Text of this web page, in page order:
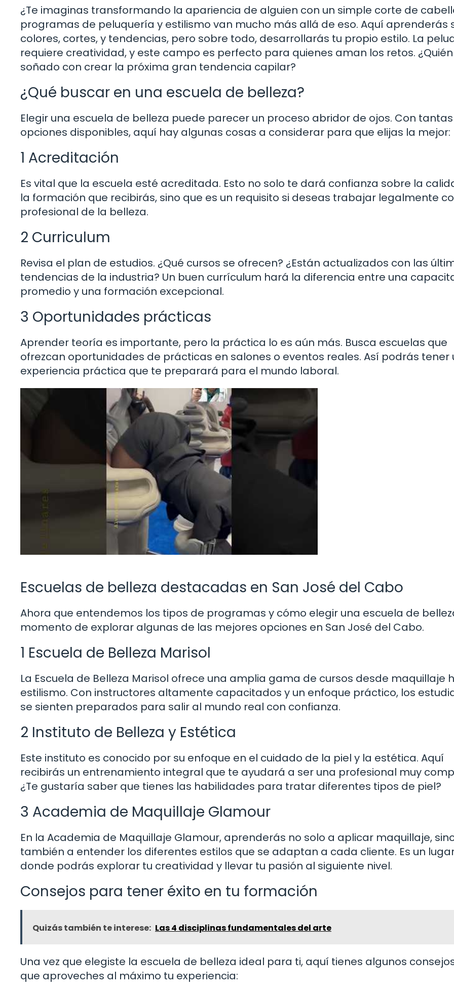
¿Te imaginas transformando la apariencia de alguien con un simple corte de
programas de peluquería y estilismo van mucho más allá de eso. Aquí aprenderás
colores, cortes, y tendencias, pero sobre todo, desarrollarás tu propio estilo. La
requiere creatividad, y este campo es perfecto para quienes aman los retos.
soñado con crear la próxima gran tendencia capilar?
¿Qué buscar en una escuela de belleza?
Elegir una escuela de belleza puede parecer un proceso abridor de ojos. Con tantas
opciones disponibles, aquí hay algunas cosas a considerar para que elijas la mejor:
1 Acreditación
Es vital que la escuela esté acreditada. Esto no solo te dará confianza sobre la
la formación que recibirás, sino que es un requisito si deseas trabajar legalmente
profesional de la belleza.
2 Curriculum
Revisa el plan de estudios. ¿Qué cursos se ofrecen? ¿Están actualizados con las
tendencias de la industria? Un buen currículum hará la diferencia entre una
promedio y una formación excepcional.
3 Oportunidades prácticas
Aprender teoría es importante, pero la práctica lo es aún más. Busca escuelas que
ofrezcan oportunidades de prácticas en salones o eventos reales. Así podrás tener
experiencia práctica que te preparará para el mundo laboral.
Escuelas de belleza destacadas en San José del Cabo
Ahora que entendemos los tipos de programas y cómo elegir una escuela de
momento de explorar algunas de las mejores opciones en San José del Cabo.
1 Escuela de Belleza Marisol
La Escuela de Belleza Marisol ofrece una amplia gama de cursos desde maquillaje
estilismo. Con instructores altamente capacitados y un enfoque práctico, los
se sienten preparados para salir al mundo real con confianza.
2 Instituto de Belleza y Estética
Este instituto es conocido por su enfoque en el cuidado de la piel y la estética. Aquí
recibirás un entrenamiento integral que te ayudará a ser una profesional muy
¿Te gustaría saber que tienes las habilidades para tratar diferentes tipos de piel?
3 Academia de Maquillaje Glamour
En la Academia de Maquillaje Glamour, aprenderás no solo a aplicar maquillaje,
también a entender los diferentes estilos que se adaptan a cada cliente. Es un
donde podrás explorar tu creatividad y llevar tu pasión al siguiente nivel.
Consejos para tener éxito en tu formación
Quizás también te interese: Las 4 disciplinas fundamentales del arte
Una vez que elegiste la escuela de belleza ideal para ti, aquí tienes algunos
que aproveches al máximo tu experiencia: